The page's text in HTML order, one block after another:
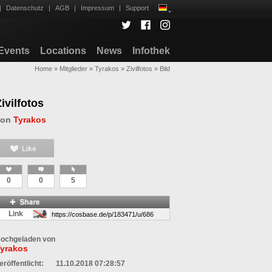
| Datenschutz | AGB | Impressum | Support
Events Locations News Infothek
Home » Mitglieder » Tyrakos » Zivilfotos » Bild
Tyrakos
0 0 5
Link
von
11.10.2018 07:28:57